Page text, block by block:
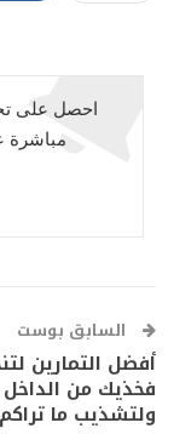
احصل على
مباشرة
السابق بوست
أفضل التمارين
فخذيك من الداخل
ولتشذيب ما